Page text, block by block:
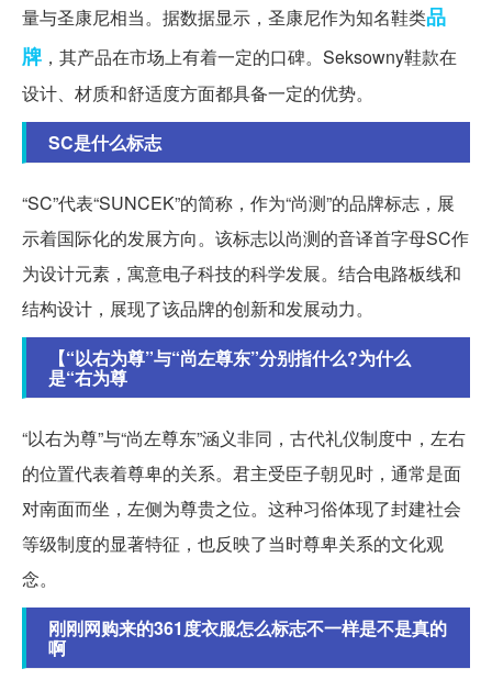
量与圣康尼相当。据数据显示，圣康尼作为知名鞋类品
牌 ，其产品在市场上有着一定的口碑。Seksowny鞋款在
设计、材质和舒适度方面都具备一定的优势。
SC是什么标志
“SC”代表“SUNCEK”的简称，作为“尚测”的品牌标志，展
示着国际化的发展方向。该标志以尚测的音译首字母SC作
为设计元素，寓意电子科技的科学发展。结合电路板线和
结构设计，展现了该品牌的创新和发展动力。
【“以右为尊”与“尚左尊东”分别指什么?为什么
是“右为尊
“以右为尊”与“尚左尊东”涵义非同，古代礼仪制度中，左右
的位置代表着尊卑的关系。君主受臣子朝见时，通常是面
对南面而坐，左侧为尊贵之位。这种习俗体现了封建社会
等级制度的显著特征，也反映了当时尊卑关系的文化观
念。
刚刚网购来的361度衣服怎么标志不一样是不是真的
啊